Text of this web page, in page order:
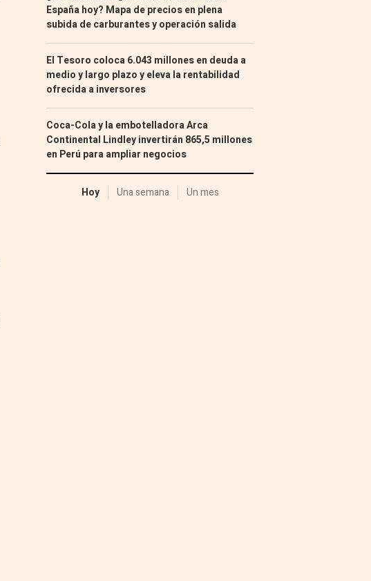
España hoy? Mapa de precios en plena
subida de carburantes y operación salida
El Tesoro coloca 6.043 millones en deuda a
medio y largo plazo y eleva la rentabilidad
ofrecida a inversores
Coca-Cola y la embotelladora Arca
Continental Lindley invertirán 865,5 millones
en Perú para ampliar negocios
Hoy Una semana Un mes